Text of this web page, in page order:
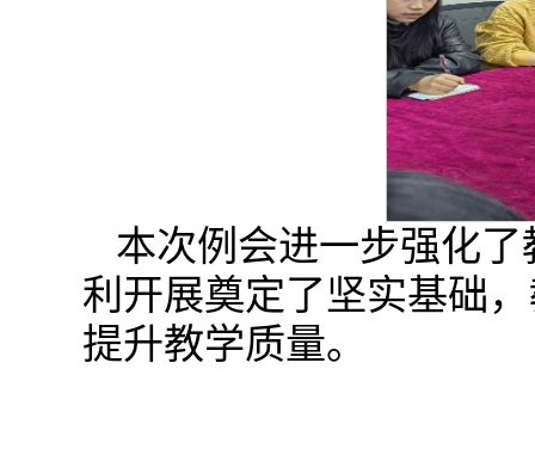
本次例会进一步强化
利开展奠定了坚实基础
提升教学质量。